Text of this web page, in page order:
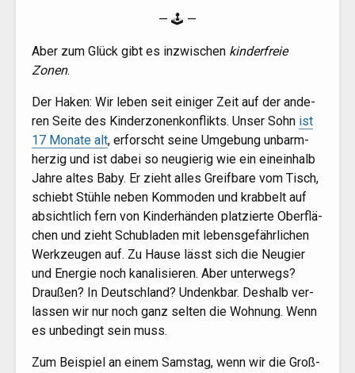
— 🕹 —
Aber zum Glück gibt es inzwi­schen kin­der­freie
Zonen.
Der Haken: Wir leben seit eini­ger Zeit auf der ande­
ren Sei­te des Kin­der­zo­nen­kon­flikts. Unser Sohn ist
17 Mona­te alt, erforscht sei­ne Umge­bung unbarm­
her­zig und ist dabei so neu­gie­rig wie ein ein­ein­halb
Jah­re altes Baby. Er zieht alles Greif­ba­re vom Tisch,
schiebt Stüh­le neben Kom­mo­den und krab­belt auf
absicht­lich fern von Kin­der­hän­den plat­zier­te Ober­flä­
chen und zieht Schub­la­den mit lebens­ge­fähr­li­chen
Werk­zeu­gen auf. Zu Hau­se lässt sich die Neu­gier
und Ener­gie noch kana­li­sie­ren. Aber unter­wegs?
Drau­ßen? In Deutsch­land? Undenk­bar. Des­halb ver­
las­sen wir nur noch ganz sel­ten die Woh­nung. Wenn
es unbe­dingt sein muss.
Zum Bei­spiel an einem Sams­tag, wenn wir die Groß­